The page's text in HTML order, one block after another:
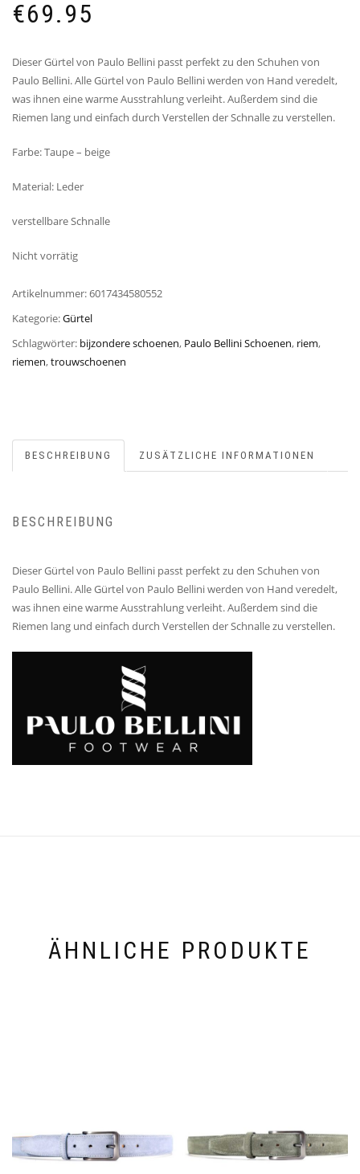
€69.95
Dieser Gürtel von Paulo Bellini passt perfekt zu den Schuhen von
Paulo Bellini. Alle Gürtel von Paulo Bellini werden von Hand veredelt,
was ihnen eine warme Ausstrahlung verleiht. Außerdem sind die
Riemen lang und einfach durch Verstellen der Schnalle zu verstellen.
Farbe: Taupe – beige
Material: Leder
verstellbare Schnalle
Nicht vorrätig
Artikelnummer:6017434580552
Kategorie:Gürtel
Schlagwörter: bijzondere schoenen, Paulo Bellini Schoenen, riem,
riemen,trouwschoenen
BESCHREIBUNG ZUSÄTZLICHE INFORMATIONEN
BESCHREIBUNG
Dieser Gürtel von Paulo Bellini passt perfekt zu den Schuhen von
Paulo Bellini. Alle Gürtel von Paulo Bellini werden von Hand veredelt,
was ihnen eine warme Ausstrahlung verleiht. Außerdem sind die
Riemen lang und einfach durch Verstellen der Schnalle zu verstellen.
ÄHNLICHE PRODUKTE